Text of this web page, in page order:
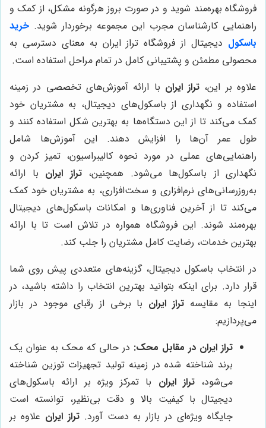
فروشگاه بهره‌مند شوید و در صورت بروز هرگونه مشکل، از کمک و
راهنمایی کارشناسان مجرب این مجموعه برخوردار شوید. خرید
باسکول دیجیتال از فروشگاه تراز ایران به معنای دسترسی به
محصولی مطمئن و پشتیبانی کامل در تمام مراحل استفاده است.
علاوه بر این، تراز ایران با ارائه آموزش‌های تخصصی در زمینه
استفاده و نگهداری از باسکول‌های دیجیتال، به مشتریان خود
کمک می‌کند تا از این دستگاه‌ها به بهترین شکل استفاده کنند و
طول عمر آن‌ها را افزایش دهند. این آموزش‌ها شامل
راهنمایی‌های عملی در مورد نحوه کالیبراسیون، تمیز کردن و
نگهداری از باسکول‌ها می‌شود. همچنین،تراز ایران با ارائه
به‌روزرسانی‌های نرم‌افزاری و سخت‌افزاری، به مشتریان خود کمک
می‌کند تا از آخرین فناوری‌ها و امکانات باسکول‌های دیجیتال
بهره‌مند شوند. این فروشگاه همواره در تلاش است تا با ارائه
بهترین خدمات، رضایت کامل مشتریان را جلب کند.
در انتخاب باسکول دیجیتال، گزینه‌های متعددی پیش روی شما
قرار دارد. برای اینکه بتوانید بهترین انتخاب را داشته باشید، در
اینجا به مقایسه تراز ایران با برخی از رقبای موجود در بازار
می‌پردازیم:
تراز ایران در مقابل محک: در حالی که محک به عنوان یک
برند شناخته شده در زمینه تولید تجهیزات توزین شناخته
می‌شود،تراز ایران با تمرکز ویژه بر ارائه باسکول‌های
دیجیتال با کیفیت بالا و دقت بی‌نظیر، توانسته است
جایگاه ویژه‌ای در بازار به دست آورد.تراز ایران علاوه بر